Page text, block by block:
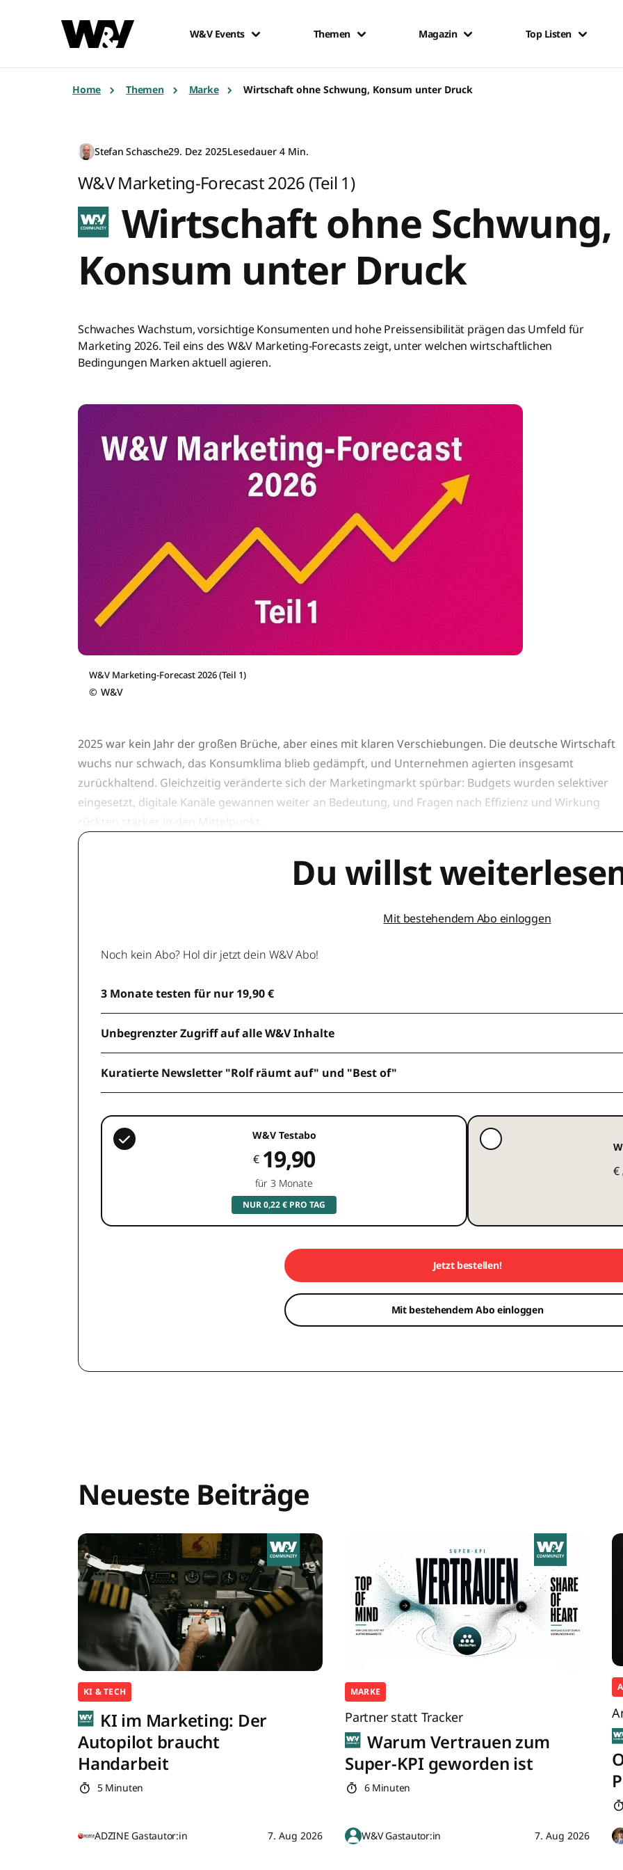
W&V Events Themen Magazin Top Listen
Home Themen Marke Wirtschaft ohne Schwung, Konsum unter Druck
Stefan Schasche29. Dez 2025Lesedauer 4 Min.
W&V Marketing-Forecast 2026 (Teil 1)
Wirtschaft ohne Schwung,
Konsum unter Druck
Schwaches Wachstum, vorsichtige Konsumenten und hohe Preissensibilität prägen das Umfeld für
Marketing 2026. Teil eins des W&V Marketing-Forecasts zeigt, unter welchen wirtschaftlichen
Bedingungen Marken aktuell agieren.
W&V Marketing-Forecast 2026 (Teil 1)
© W&V
2025 war kein Jahr der großen Brüche, aber eines mit klaren Verschiebungen. Die deutsche Wirtschaft
wuchs nur schwach, das Konsumklima blieb gedämpft, und Unternehmen agierten insgesamt
zurückhaltend. Gleichzeitig veränderte sich der Marketingmarkt spürbar: Budgets wurden selektiver
eingesetzt, digitale Kanäle gewannen weiter an Bedeutung, und Fragen nach Effizienz und Wirkung
Du willst
Mit bestehendem Abo einloggen
Noch kein Abo? Hol dir jetzt dein W&V Abo!
3 Monate testen für nur 19,90 €
Unbegrenzter Zugriff auf alle W&V Inhalte
Kuratierte Newsletter "Rolf räumt auf" und "Best of"
W&V Testabo
€ 19,90
für 3 Monate
NUR 0,22 € PRO TAG
€
Jetzt bestellen!
Mit bestehendem Abo einloggen
Neueste Beiträge
KI & TECH
KI im Marketing: Der
Autopilot braucht
Handarbeit
5 Minuten
ADZINE Gastautor:in 7. Aug 2026
MARKE
Partner statt Tracker
Warum Vertrauen zum
Super-KPI geworden ist
6 Minuten
W&V Gastautor:in 7. Aug 2026